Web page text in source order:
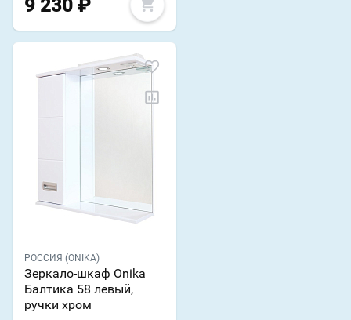
9 230 ₽
РОССИЯ (ONIKA)
Зеркало-шкаф Onika
Балтика 58 левый,
ручки хром